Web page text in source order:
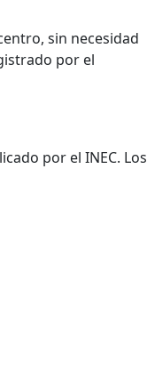
sin necesidad
por el
por el INEC. Los